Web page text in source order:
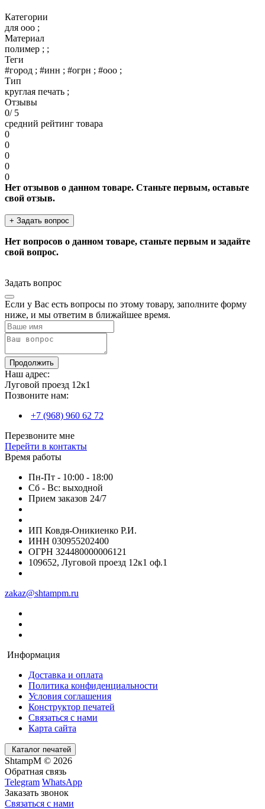
Категории
для ооо ;
Материал
полимер ; ;
Теги
#город ; #инн ; #огрн ; #ооо ;
Тип
круглая печать ;
Отзывы
0/ 5
средний рейтинг товара
0
0
0
0
0
Нет отзывов о данном товаре. Станьте первым, оставьте
свой отзыв.
+ Задать вопрос
Нет вопросов о данном товаре, станьте первым и задайте
свой вопрос.
Задать вопрос
Если у Вас есть вопросы по этому товару, заполните форму
ниже, и мы ответим в ближайшее время.
Продолжить
Наш адрес:
Луговой проезд 12к1
Позвоните нам:
+7 (968) 960 62 72
Перезвоните мне
Перейти в контакты
Время работы
Пн-Пт - 10:00 - 18:00
Сб - Вс: выходной
Прием заказов 24/7
ИП Ковдя-Оникиенко Р.И.
ИНН 030955202400
ОГРН 324480000006121
109652, Луговой проезд 12к1 оф.1
zakaz@shtampm.ru
Информация
Доставка и оплата
Политика конфиденциальности
Условия соглашения
Конструктор печатей
Связаться с нами
Карта сайта
Каталог печатей
ShtampM © 2026
Обратная связь
Telegram WhatsApp
Заказать звонок
Связаться с нами